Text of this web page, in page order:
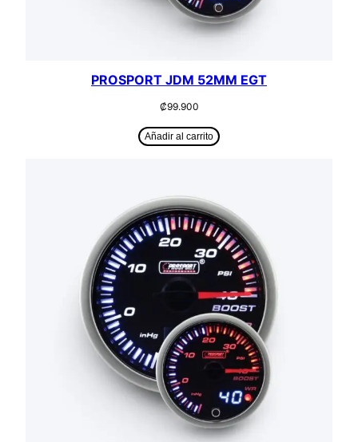
PROSPORT JDM 52MM EGT
₡99.900
Añadir al carrito